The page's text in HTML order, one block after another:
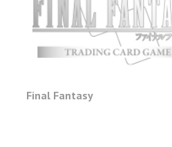
Final Fantasy